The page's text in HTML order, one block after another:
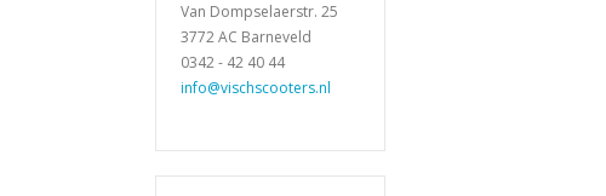
Van Dompselaerstr. 25
3772 AC Barneveld
0342 - 42 40 44
info@vischscooters.nl